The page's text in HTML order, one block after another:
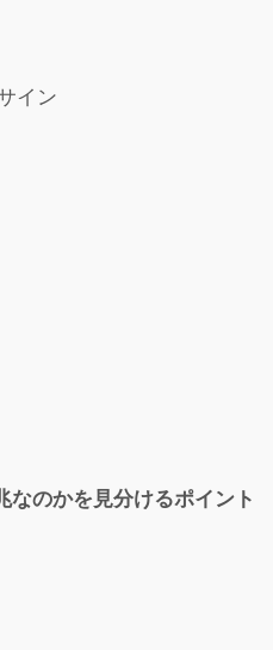
イン
なのかを見分けるポイント